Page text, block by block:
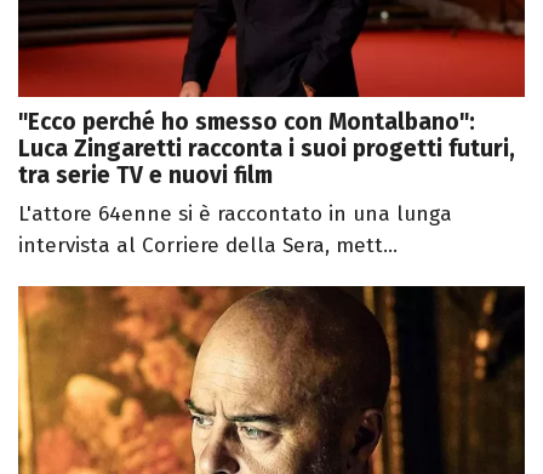
"Ecco perché ho smesso con Montalbano":
Luca Zingaretti racconta i suoi progetti futuri,
tra serie TV e nuovi film
L'attore 64enne si è raccontato in una lunga
intervista al Corriere della Sera, mett...